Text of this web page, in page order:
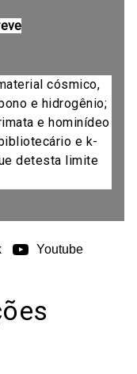
cósmico,
e hidrogênio;
e hominídeo
e k-
detesta limite
Youtube